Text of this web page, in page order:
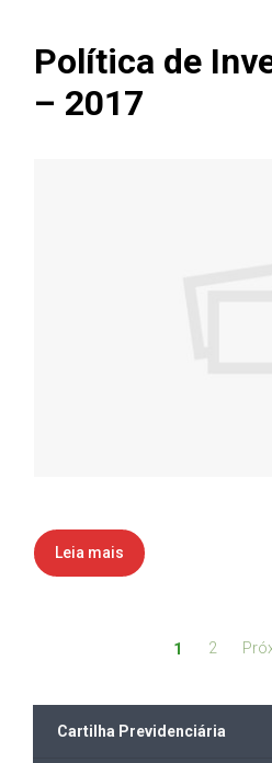
Política de
– 2017
Leia mais
1 2
Cartilha Previdenciária